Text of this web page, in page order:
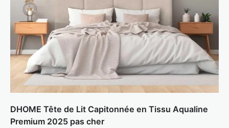
DHOME Tête de Lit Capitonnée en Tissu Aqualine
Premium 2025 pas cher